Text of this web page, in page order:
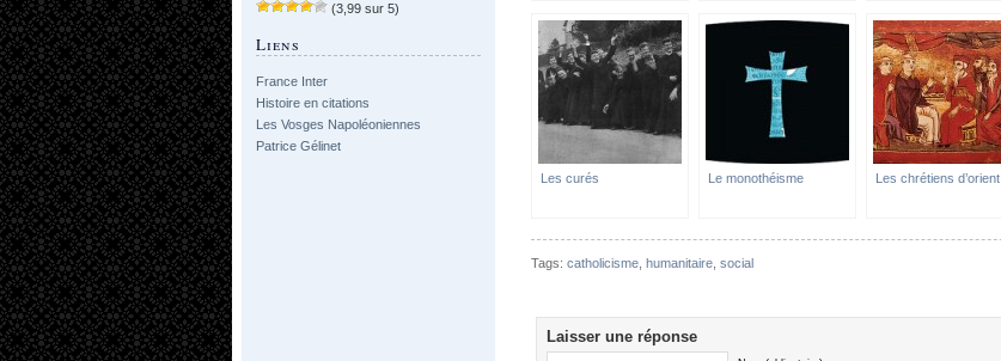
(3,99 sur 5)
Liens
France Inter
Histoire en citations
Les Vosges Napoléoniennes
Patrice Gélinet
Les curés Le monothéisme Les chrétiens d’orient
Tags: catholicisme humanitaire social
Laisser une réponse